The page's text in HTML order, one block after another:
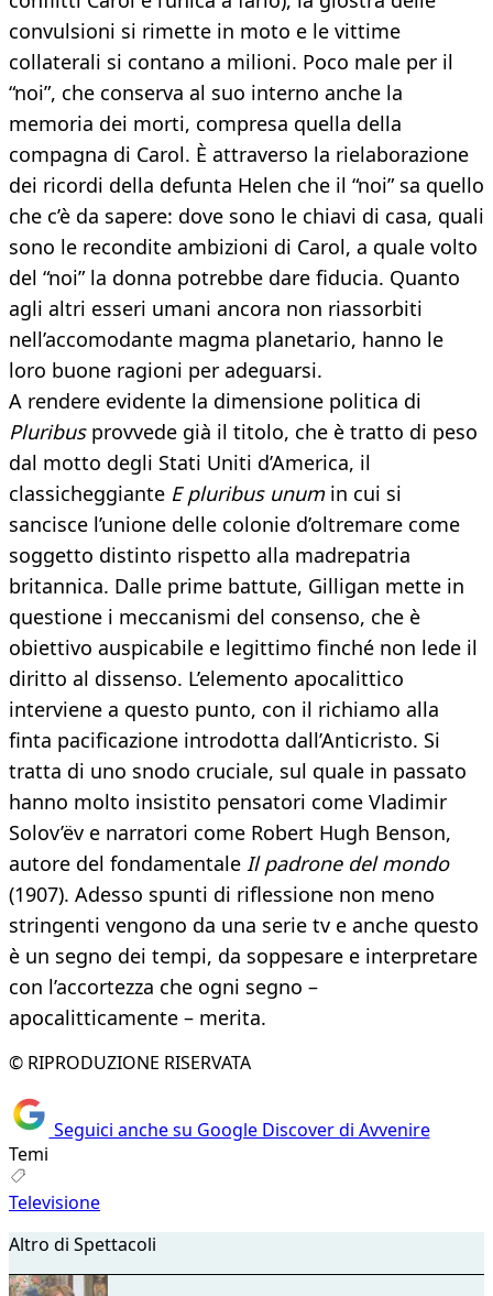
convulsioni si rimette in moto e le vittime
collaterali si contano a milioni. Poco male per il
“noi”, che conserva al suo interno anche la
memoria dei morti, compresa quella della
compagna di Carol. È attraverso la rielaborazione
dei ricordi della defunta Helen che il “noi” sa quello
che c’è da sapere: dove sono le chiavi di casa, quali
sono le recondite ambizioni di Carol, a quale volto
del “noi” la donna potrebbe dare fiducia. Quanto
agli altri esseri umani ancora non riassorbiti
nell’accomodante magma planetario, hanno le
loro buone ragioni per adeguarsi.
A rendere evidente la dimensione politica di
Pluribus provvede già il titolo, che è tratto di peso
dal motto degli Stati Uniti d’America, il
classicheggiante E pluribus unumin cui si
sancisce l’unione delle colonie d’oltremare come
soggetto distinto rispetto alla madrepatria
britannica. Dalle prime battute, Gilligan mette in
questione i meccanismi del consenso, che è
obiettivo auspicabile e legittimo finché non lede il
diritto al dissenso. L’elemento apocalittico
interviene a questo punto, con il richiamo alla
finta pacificazione introdotta dall’Anticristo. Si
tratta di uno snodo cruciale, sul quale in passato
hanno molto insistito pensatori come Vladimir
Solov’ëv e narratori come Robert Hugh Benson,
autore del fondamentale Il padrone del mondo
(1907). Adesso spunti di riflessione non meno
stringenti vengono da una serie tv e anche questo
è un segno dei tempi, da soppesare e interpretare
con l’accortezza che ogni segno –
apocalitticamente – merita.
© RIPRODUZIONE RISERVATA
Seguici anche su Google Discover di Avvenire
Temi
Televisione
Altro di Spettacoli